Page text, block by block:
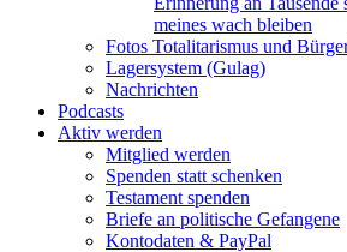
meines wach bleiben
Fotos Totalitarismus und
Lagersystem (Gulag)
Nachrichten
Podcasts
Aktiv werden
Mitglied werden
Spenden statt schenken
Testament spenden
Briefe an politische Gefangene
Kontodaten & PayPal